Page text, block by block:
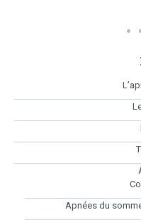
Apnées du